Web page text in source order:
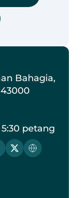
Bahagia,
petang